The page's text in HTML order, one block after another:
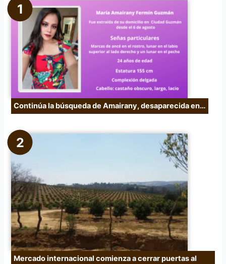
o
Continúa la búsqueda de Amairany, desaparecida en…
Mercado internacional comienza a cerrar puertas al